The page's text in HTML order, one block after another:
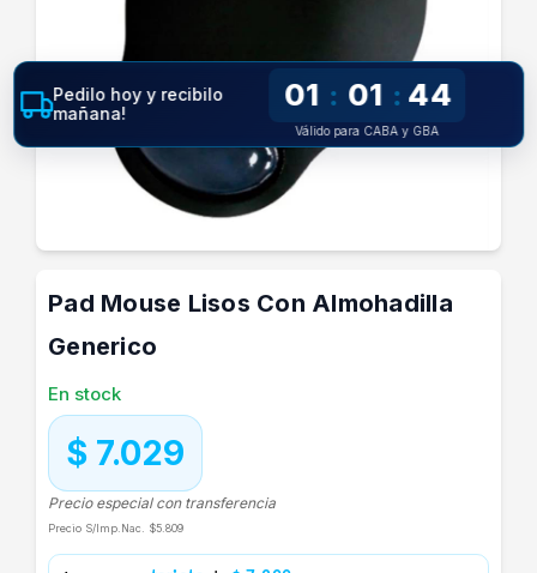
Pad Mouse Lisos Con Almohadilla
Generico
En stock
$ 7.029
Precio especial con transferencia
Precio S/Imp.Nac. $5.809
Pedilo hoy y recibilo
mañana!
01 : 01 : 44
Válido para CABA y GBA